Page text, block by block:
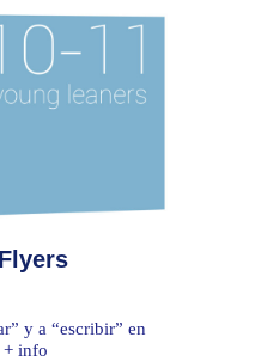
y a “escribir” en
+ info